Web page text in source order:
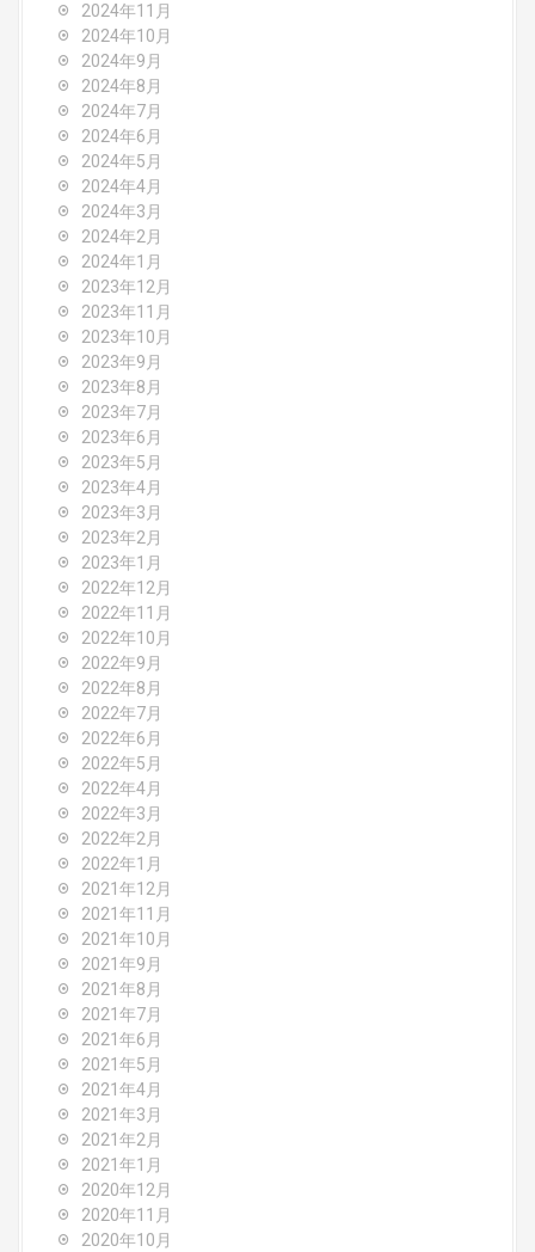
2024年11月
2024年10月
2024年9月
2024年8月
2024年7月
2024年6月
2024年5月
2024年4月
2024年3月
2024年2月
2024年1月
2023年12月
2023年11月
2023年10月
2023年9月
2023年8月
2023年7月
2023年6月
2023年5月
2023年4月
2023年3月
2023年2月
2023年1月
2022年12月
2022年11月
2022年10月
2022年9月
2022年8月
2022年7月
2022年6月
2022年5月
2022年4月
2022年3月
2022年2月
2022年1月
2021年12月
2021年11月
2021年10月
2021年9月
2021年8月
2021年7月
2021年6月
2021年5月
2021年4月
2021年3月
2021年2月
2021年1月
2020年12月
2020年11月
2020年10月